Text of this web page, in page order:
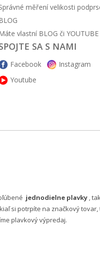
měření velikosti
vlastní BLOG či YOUTUBE
SA S NAMI
Facebook
Instagram
Youtube
jednodielne plavky ,
si potrpíte na značkový
plavkový výpredaj.